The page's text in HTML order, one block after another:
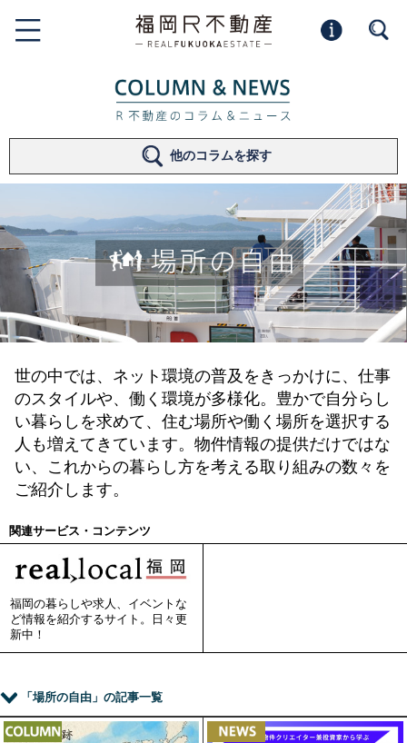
他のコラムを探す
世の中では、ネット環境の普及をきっかけに、仕事
のスタイルや、働く環境が多様化。豊かで自分らし
い暮らしを求めて、住む場所や働く場所を選択する
人も増えてきています。物件情報の提供だけではな
い、これからの暮らし方を考える取り組みの数々を
ご紹介します。
関連サービス・コンテンツ
福岡の暮らしや求人、イベントな
ど情報を紹介するサイト。日々更
新中！
「場所の自由」の記事一覧